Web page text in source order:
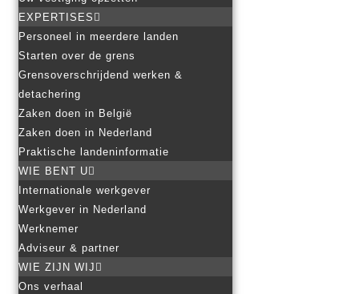
EXPERTISES
Personeel in meerdere landen
Starten over de grens
Grensoverschrijdend werken &
detachering
Zaken doen in België
Zaken doen in Nederland
Praktische landeninformatie
WIE BENT U
Internationale werkgever
Werkgever in Nederland
Werknemer
Adviseur & partner
WIE ZIJN WIJ
Ons verhaal